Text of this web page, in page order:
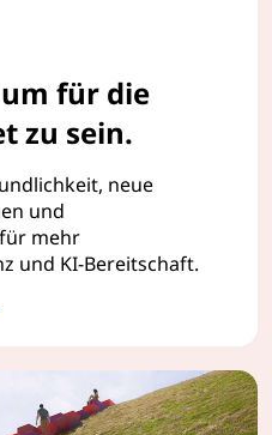
für die
zu sein.
neue
und
mehr
und KI-Bereitschaft.